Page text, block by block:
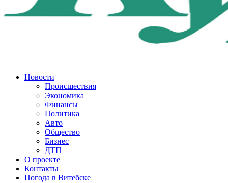
Новости
Происшествия
Экономика
Финансы
Политика
Авто
Общество
Бизнес
ДТП
О проекте
Контакты
Погода в Витебске